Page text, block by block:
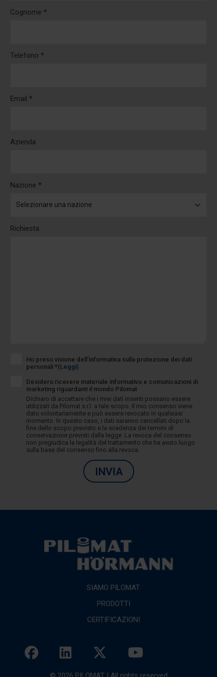
Cognome *
Telefono *
Email *
Azienda
Nazione *
Richiesta
Ho preso visione dell’informativa sulla protezione dei dati
personali *(Leggi)
Desidero ricevere materiale informativo e comunicazioni di
marketing riguardanti il mondo Pilomat
Dichiaro di accettare che i miei dati inseriti possano essere
utilizzati da Pilomat s.r.l. a tale scopo. Il mio consenso viene
dato volontariamente e può essere revocato in qualsiasi
momento. In questo caso, i dati saranno cancellati dopo la
fine dello scopo previsto e la scadenza dei termini di
conservazione previsti dalla legge. La revoca del consenso
non pregiudica la legalità del trattamento che ha avuto luogo
sulla base del consenso fino alla revoca.
INVIA
SIAMO PILOMAT
PRODOTTI
CERTIFICAZIONI